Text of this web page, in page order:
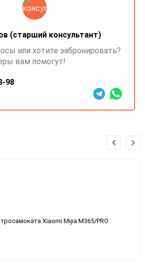
(старший консультант)
или хотите забронировать?
вам помогут!
98
Xiaomi Mijia M365/PRO